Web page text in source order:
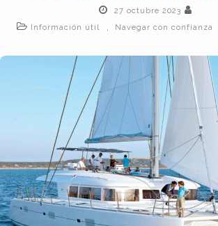
27 octubre 2023
Información útil
Navegar con confianza